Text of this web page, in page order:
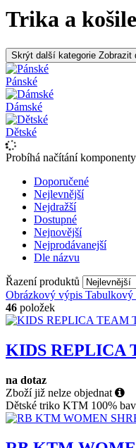
Trika a
Skrýt další kategorie Zobrazit
Pánské
Dámské
Dětské
Probíhá načítání komponenty
Doporučené
Nejlevnější
Nejdražší
Dostupné
Nejnovější
Nejprodávanejší
Dle názvu
Řazení produktů
Obrázkový výpis Tabulkový
46 položek
KIDS REPLICA
na dotaz
Zboží již nelze objednat
Dětské triko KTM 100%